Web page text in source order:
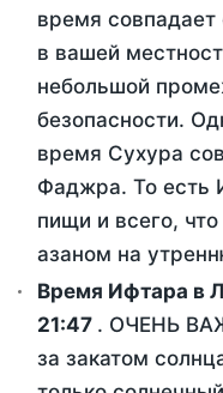
время
в вашей
небольшой
безопасности.
время Сухура
Фаджра. То есть
пищи и всего,
азаном на
Время Ифтара в
21:47 . ОЧЕНЬ
за закатом